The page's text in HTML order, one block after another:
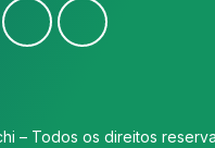
– Todos os direitos